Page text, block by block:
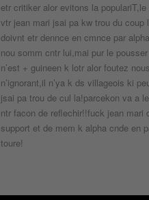
etr critiker alor evitons la
vtr jean mari jsai pa kw trou du coup
doivnt etr dennce en cmnce par
nou somm cntr lui,mai pur le
n’est + guineen k lotr alor foutez
n’ignorant,il n’ya k ds villageois ki
jsai pa trou de cul la!parcekon va a
ntr facon de reflechir!!fuck jean mari
support et de mem k alpha cnde en
toure!